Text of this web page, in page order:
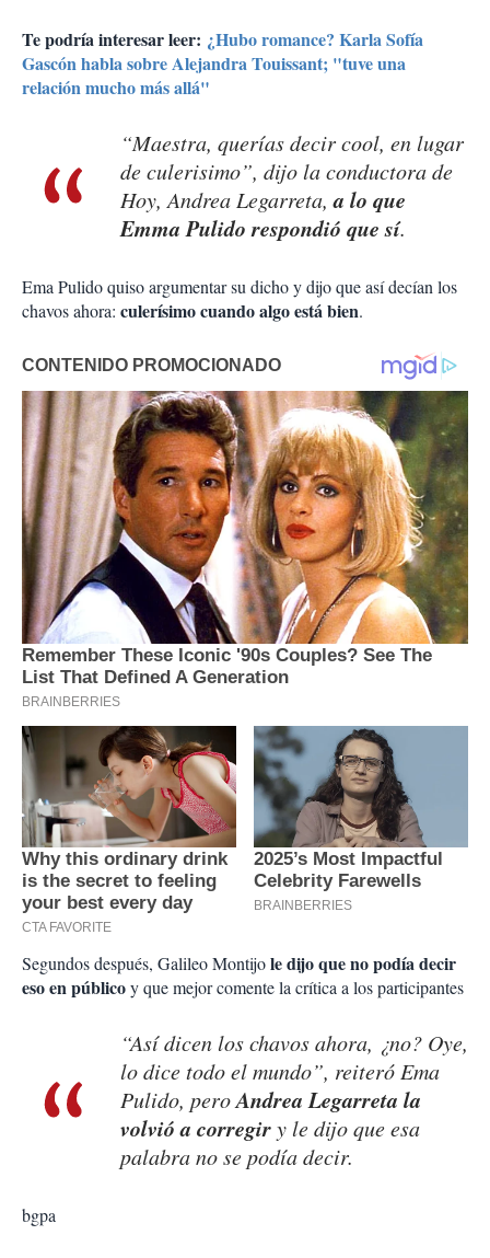
Te podría interesar leer: ¿Hubo romance? Karla Sofía
Gascón habla sobre Alejandra Touissant; "tuve una
relación mucho más allá"
“Maestra, querías decir cool, en lugar
de culerisimo”, dijo la conductora de
Hoy, Andrea Legarreta,a lo que
Emma Pulido respondió que sí.
Ema Pulido quiso argumentar su dicho y dijo que así decían los
chavos ahora: culerísimo cuando algo está bien.
Segundos después, Galileo Montijole dijo que no podía decir
eso en públicoy que mejor comente la crítica a los participantes
“Así dicen los chavos ahora, ¿no? Oye,
lo dice todo el mundo”, reiteró Ema
Pulido, peroAndrea Legarreta la
volvió a corregiry le dijo que esa
palabra no se podía decir.
bgpa